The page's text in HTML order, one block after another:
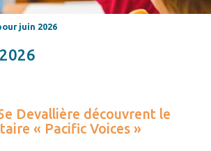
juin 2026
Devallière découvrent le
« Pacific Voices »